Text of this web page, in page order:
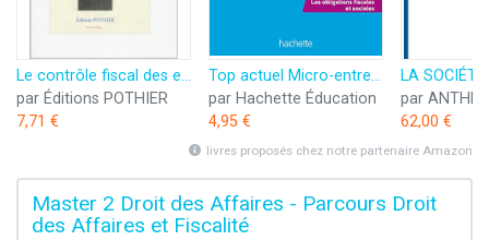
Le contrôle fiscal des entreprises et des particuliers rédigé par un avocat fiscaliste et commercialiste, Docteur d'État en Droit Fiscal, DESS Fiscalité ... Maître de Conférences à l'Université
par Éditions POTHIER
7,71 €
Top actuel Micro-entrepreneur 2023 - 2024
par Hachette Éducation
4,95 €
par
62,00 €
livres proposés chez notre partenaire Amazon
Master 2 Droit des Affaires - Parcours Droit
des Affaires et Fiscalité